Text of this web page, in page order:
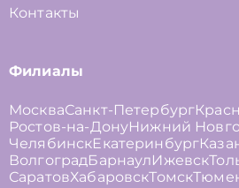
Контакты
Филиалы
МоскваСанкт-Петербург
Ростов-на-ДонуНижний
ЧелябинскЕкатеринбург
ВолгоградБарнаулИжевск
СаратовХабаровскТомск